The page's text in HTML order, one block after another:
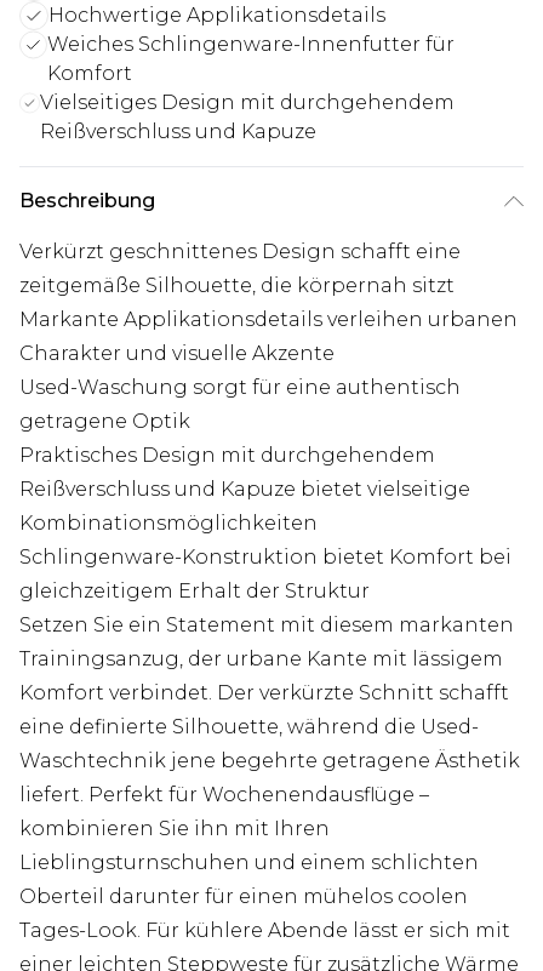
Hochwertige Applikationsdetails
Weiches Schlingenware-Innenfutter für
Komfort
Vielseitiges Design mit durchgehendem
Reißverschluss und Kapuze
Beschreibung
Verkürzt geschnittenes Design schafft eine
zeitgemäße Silhouette, die körpernah sitzt
Markante Applikationsdetails verleihen urbanen
Charakter und visuelle Akzente
Used-Waschung sorgt für eine authentisch
getragene Optik
Praktisches Design mit durchgehendem
Reißverschluss und Kapuze bietet vielseitige
Kombinationsmöglichkeiten
Schlingenware-Konstruktion bietet Komfort bei
gleichzeitigem Erhalt der Struktur
Setzen Sie ein Statement mit diesem markanten
Trainingsanzug, der urbane Kante mit lässigem
Komfort verbindet. Der verkürzte Schnitt schafft
eine definierte Silhouette, während die Used-
Waschtechnik jene begehrte getragene Ästhetik
liefert. Perfekt für Wochenendausflüge –
kombinieren Sie ihn mit Ihren
Lieblingsturnschuhen und einem schlichten
Oberteil darunter für einen mühelos coolen
Tages-Look. Für kühlere Abende lässt er sich mit
einer leichten Steppweste für zusätzliche Wärme